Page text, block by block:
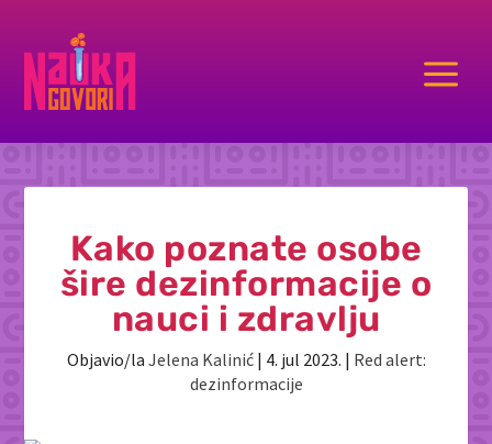
a
Kako poznate osobe
šire dezinformacije o
nauci i zdravlju
Objavio/la Jelena Kalinić| 4. jul 2023. | Red alert:
dezinformacije